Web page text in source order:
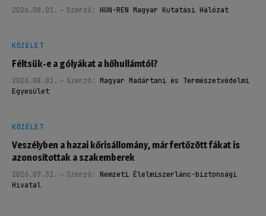
2026.08.01. Szerző: HUN-REN Magyar Kutatási Hálózat
KÖZÉLET
Féltsük-e a gólyákat a hőhullámtól?
2026.08.01. Szerző: Magyar Madártani és Természetvédelmi
Egyesület
KÖZÉLET
Veszélyben a hazai kőrisállomány, már fertőzött fákat is
azonosítottak a szakemberek
2026.07.31. Szerző: Nemzeti Élelmiszerlánc-biztonsági
Hivatal